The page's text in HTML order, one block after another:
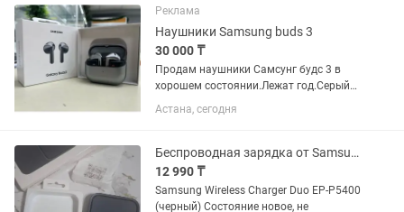
Реклама
Наушники Samsung buds 3
30 000 ₸
Продам наушники Самсунг будс 3 в
хорошем состоянии.Лежат год.Серый
цвет.Самсунг будс 3
.Оригинал.Куплены намного
легкие потертости на корпусе.Не
роняли,не мочили.Звук...
Астана, сегодня
Беспроводная зарядка от Samsung Charger Duo
12 990 ₸
Samsung Wireless Charger Duo EP-P5400
(черный) Состояние новое, не